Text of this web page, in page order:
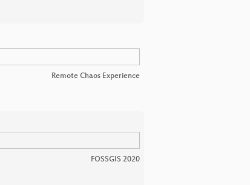
Remote Chaos Experience
FOSSGIS 2020